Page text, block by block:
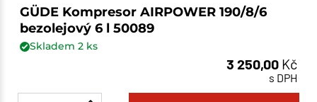
GÜDE Kompresor AIRPOWER 190/8/6
bezolejový 6 l 50089
Skladem 2ks
3 250,00 Kč
s DPH